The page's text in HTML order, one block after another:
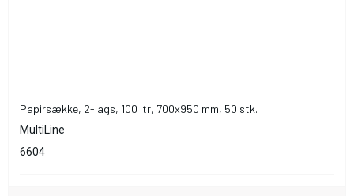
Papirsække, 2-lags, 100 ltr, 700x950 mm, 50 stk.
MultiLine
6604